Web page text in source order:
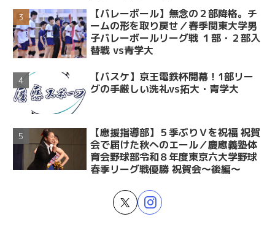
【バレーボール】無念の２部降格。チ
ームの形を取り戻せ／春季関東大学男
子バレーボールリーグ戦 １部・２部入
替戦 vs青学大
【バスケ】京王電鉄杯開幕！1部リー
グの手厳しい洗礼vs拓大・青学大
【應援指導部】５季ぶりＶを祝福 祝賀
会で届けた秋へのエール／慶應義塾体
育会野球部令和８年度東京六大学野球
春季リーグ戦優勝 祝賀会～後編～